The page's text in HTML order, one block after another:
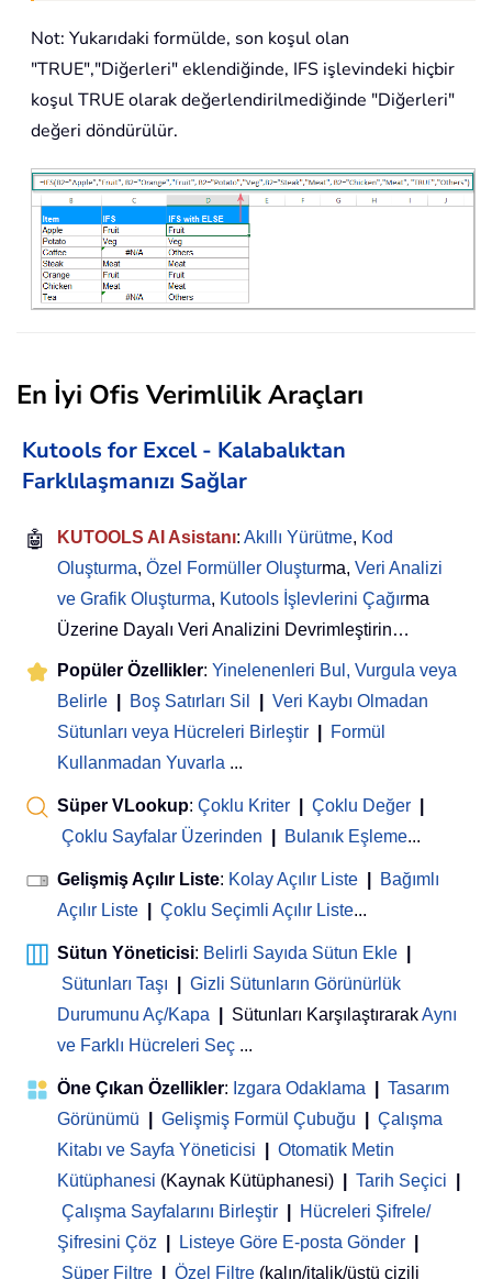
Not: Yukarıdaki formülde, son koşul olan
"TRUE","Diğerleri" eklendiğinde, IFS işlevindeki hiçbir
koşul TRUE olarak değerlendirilmediğinde "Diğerleri"
değeri döndürülür.
En İyi Ofis Verimlilik Araçları
Kutools for Excel - Kalabalıktan
Farklılaşmanızı Sağlar
🤖 KUTOOLS AI Asistanı: Akıllı Yürütme, Kod
Oluşturma, Özel Formüller Oluşturma, Veri Analizi
ve Grafik Oluşturma, Kutools İşlevlerini Çağırma
Üzerine Dayalı Veri Analizini Devrimleştirin…
Popüler Özellikler: Yinelenenleri Bul, Vurgula veya
Belirle
Boş Satırları Sil
Veri Kaybı Olmadan
Sütunları veya Hücreleri Birleştir
Formül
Kullanmadan Yuvarla ...
Süper VLookup: Çoklu Kriter Çoklu Değer
Çoklu Sayfalar Üzerinden
Bulanık Eşleme...
Gelişmiş Açılır Liste: Kolay Açılır Liste
Bağımlı
Açılır Liste
Çoklu Seçimli Açılır Liste...
Sütun Yöneticisi: Belirli Sayıda Sütun Ekle
Sütunları Taşı
Gizli Sütunların Görünürlük
Durumunu Aç/Kapa
Sütunları KarşılaştırarakAynı
ve Farklı Hücreleri Seç ...
Öne Çıkan Özellikler: Izgara Odaklama
Tasarım
Görünümü
Gelişmiş Formül Çubuğu
Çalışma
Kitabı ve Sayfa Yöneticisi
Otomatik Metin
Kütüphanesi (Kaynak Kütüphanesi) Tarih Seçici
Çalışma Sayfalarını Birleştir
Hücreleri Şifrele/
Şifresini Çöz
Listeye Göre E-posta Gönder
Süper Filtre
Özel Filtre (kalın/italik/üstü çizili